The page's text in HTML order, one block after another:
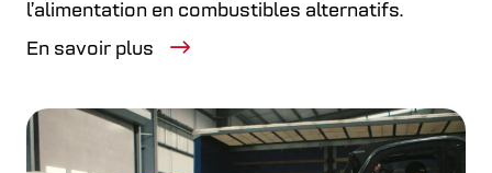
l’alimentation en combustibles alternatifs.
En savoir plus